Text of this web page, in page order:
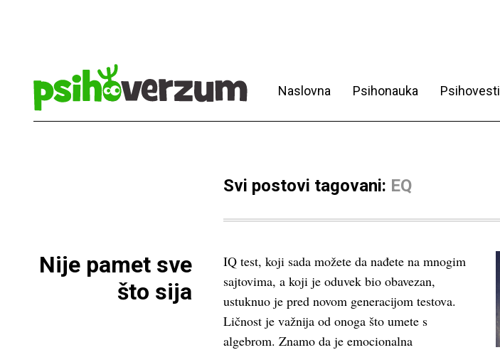
Naslovna Psihonauka Psihovesti
Svi postovi tagovani: EQ
Nije pamet sve
što sija
IQ test, koji sada možete da nađete na mnogim
sajtovima, a koji je oduvek bio obavezan,
ustuknuo je pred novom generacijom testova.
Ličnost je važnija od onoga što umete s
algebrom. Znamo da je emocionalna